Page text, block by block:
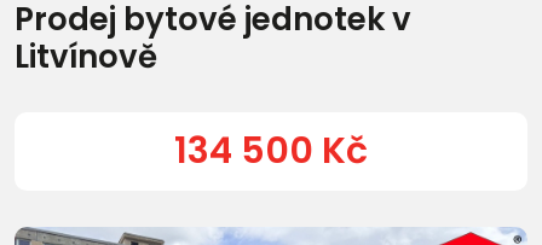
Prodej bytové jednotek v
Litvínově
134 500 Kč